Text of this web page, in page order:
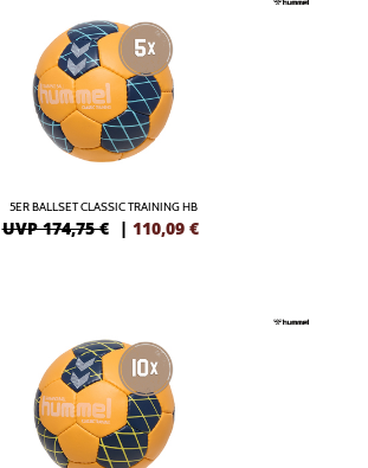
5ER BALLSET CLASSIC TRAINING HB
UVP 174,75 € | 110,09 €